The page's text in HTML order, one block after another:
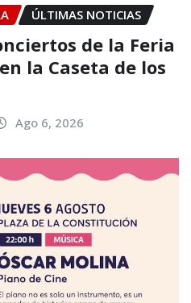
ÚLTIMAS NOTICIAS
de la Feria
la Caseta de los
Ago 6, 2026